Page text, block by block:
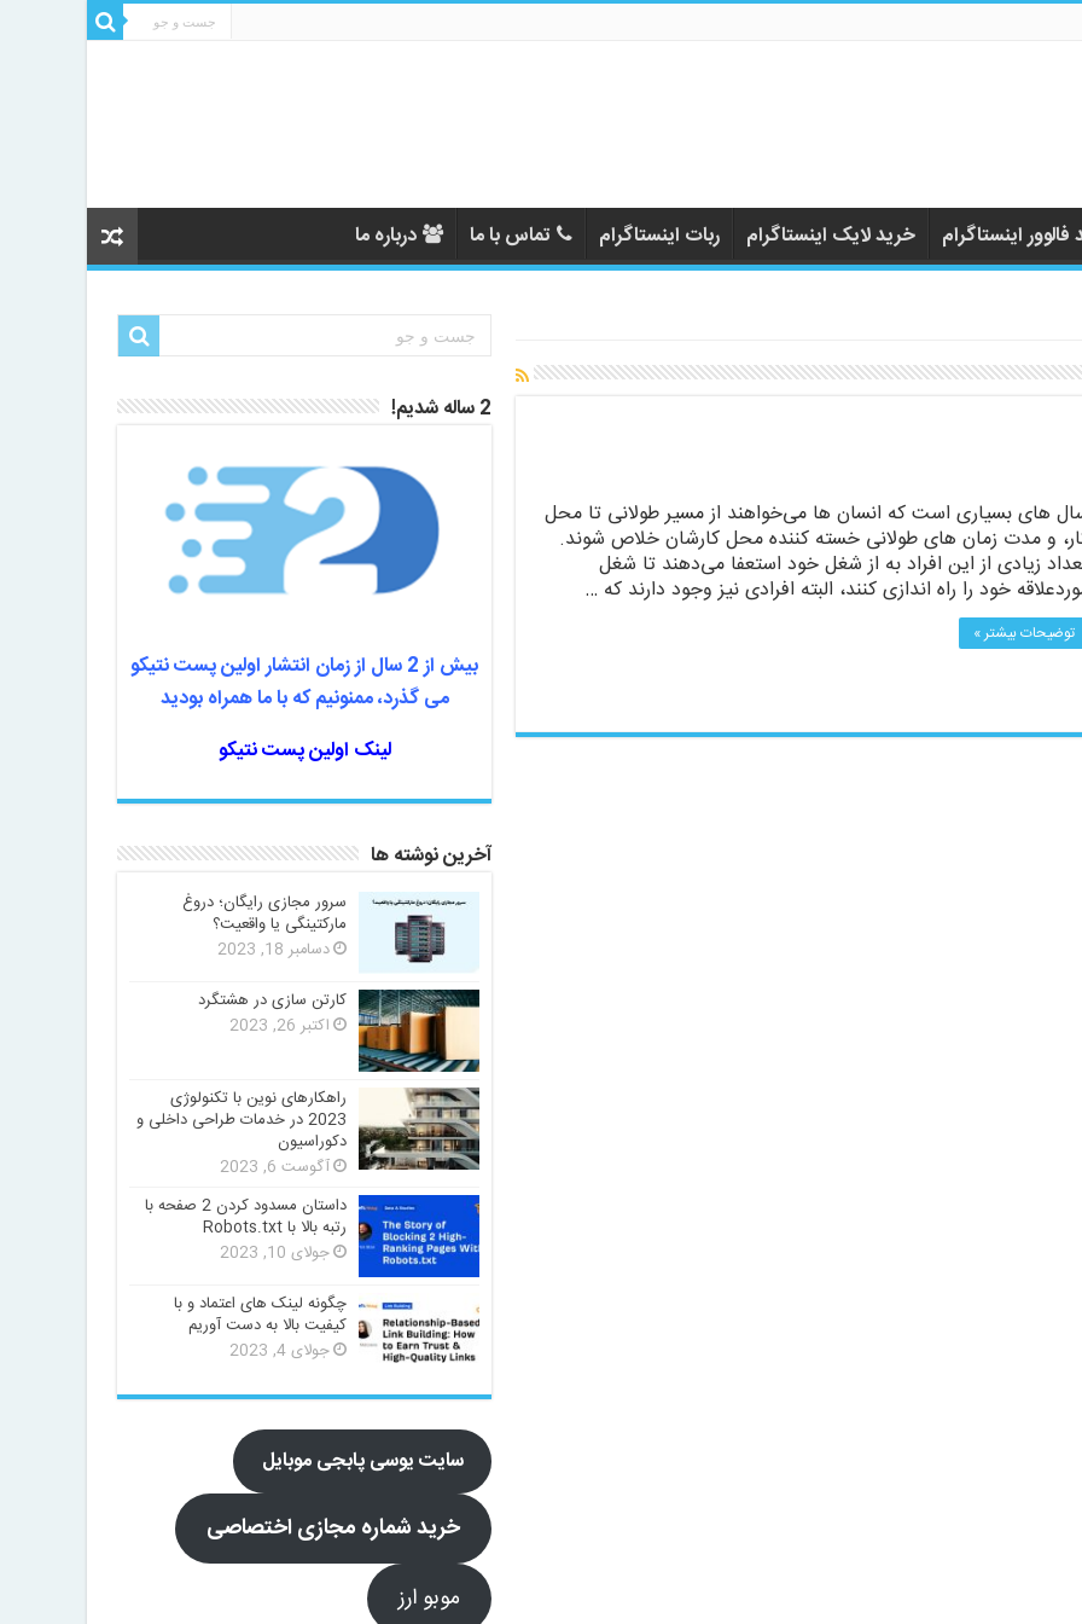
اینستاگرام خرید لایک اینستاگرام ربات اینستاگرام تماس با ما درباره ما
های بسیاری است که انسان ها می‌خواهند از مسیر طولانی تا محل
و مدت زمان های طولانی خسته کننده محل کارشان خلاص شوند.
زیادی از این افراد به از شغل خود استعفا می‌دهند تا شغل
خود را راه اندازی کنند، البته افرادی نیز وجود دارند که …
توضیحات بیشتر »
2 ساله شدیم!
بیش از 2 سال از زمان انتشار اولین پست نتیکو
می گذرد، ممنونیم که با ما همراه بودید
لینک اولین پست نتیکو
آخرین نوشته ها
سرور مجازی رایگان؛ دروغ
مارکتینگی یا واقعیت؟
دسامبر 18, 2023
کارتن سازی در هشتگرد
اکتبر 26, 2023
راهکارهای نوین با تکنولوژی
2023 در خدمات طراحی داخلی و
دکوراسیون
آگوست 6, 2023
داستان مسدود کردن 2 صفحه با
رتبه بالا با Robots.txt
جولای 10, 2023
چگونه لینک های اعتماد و با
کیفیت بالا به دست آوریم
جولای 4, 2023
سایت یوسی پابجی موبایل
خرید شماره مجازی اختصاصی
موبو ارز